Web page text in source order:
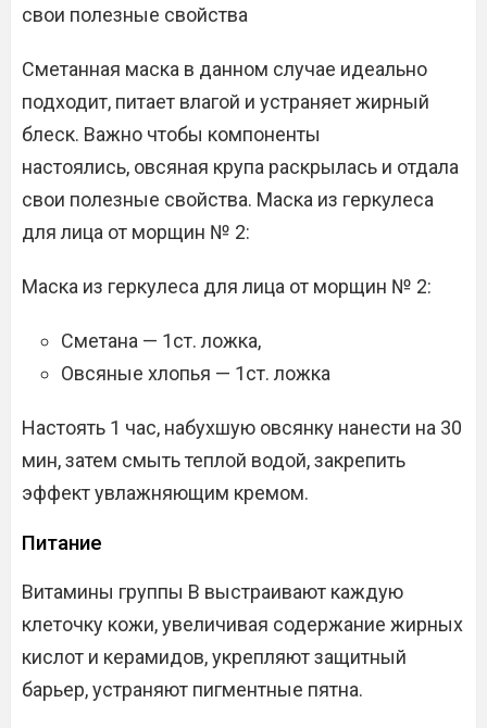
свои полезные свойства
Сметанная маска в данном случае идеально
подходит, питает влагой и устраняет жирный
блеск. Важно чтобы компоненты
настоялись, овсяная крупа раскрылась и отдала
свои полезные свойства. Маска из геркулеса
для лица от морщин № 2:
Маска из геркулеса для лица от морщин № 2:
Сметана — 1ст. ложка,
Овсяные хлопья — 1ст. ложка
Настоять 1 час, набухшую овсянку нанести на 30
мин, затем смыть теплой водой, закрепить
эффект увлажняющим кремом.
Питание
Витамины группы В выстраивают каждую
клеточку кожи, увеличивая содержание жирных
кислот и керамидов, укрепляют защитный
барьер, устраняют пигментные пятна.